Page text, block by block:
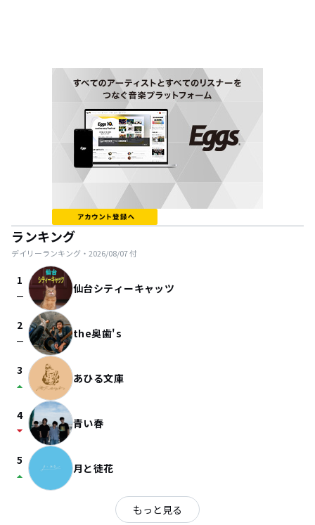
ランキング
デイリーランキング・ 2026/08/07付
1
check_indeterminate_small 仙台シティーキャッツ
2
check_indeterminate_small the奥歯's
3
arrow_drop_up あひる文庫
4
arrow_drop_down 青い春
5
arrow_drop_up 月と徒花
もっと見る